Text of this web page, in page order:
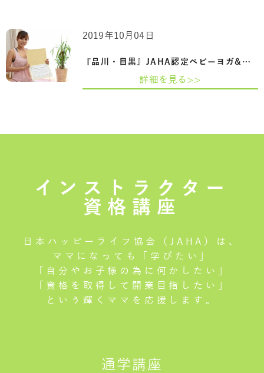
『品川・目黒』JAHA認定ベビーヨガ&ママヨ…
2019年10月04日
詳細を見る>>
インストラクター
資格講座
日本ハッピーライフ協会（JAHA）は、
ママになっても「学びたい」
「自分やお子様の為に何かしたい」
「資格を取得して開業目指したい」
という輝くママを応援します。
通学講座